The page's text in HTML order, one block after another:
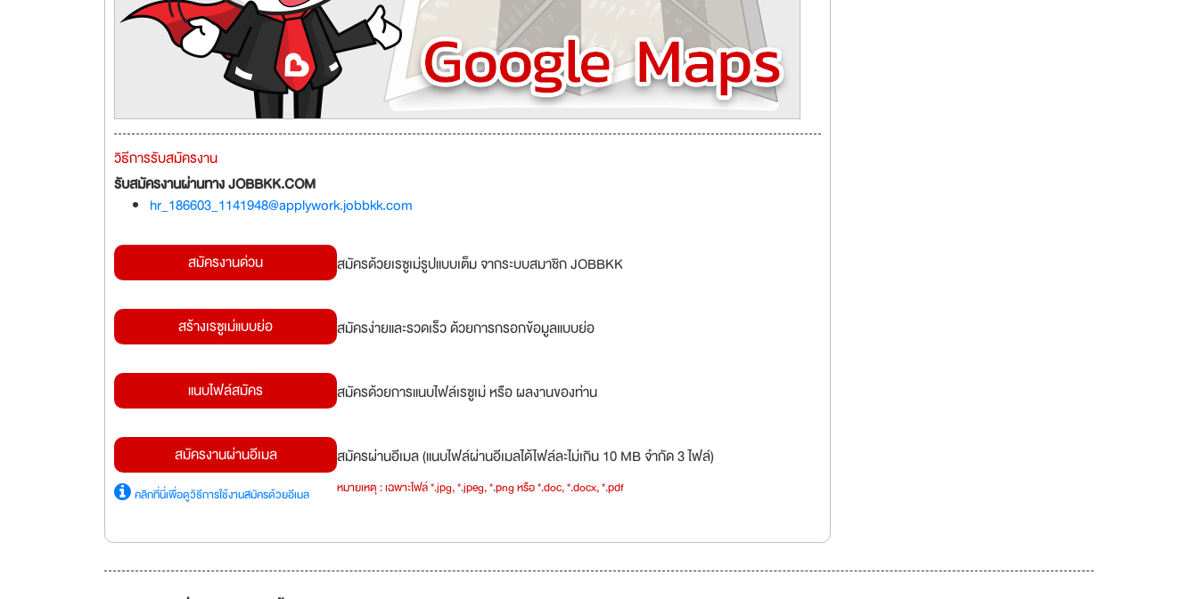
วิธีการรับสมัครงาน
รับสมัครงานผ่านทาง JOBBKK.COM
hr_186603_1141948@applywork.jobbkk.com
สมัครงานด่วน สมัครด้วยเรซูเม่รูปแบบเต็ม จากระบบสมาชิก JOBBKK
สร้างเรซูเม่แบบย่อ สมัครง่ายและรวดเร็ว ด้วยการกรอกข้อมูลแบบย่อ
แนบไฟล์สมัคร สมัครด้วยการแนบไฟล์เรซูเม่ หรือ ผลงานของท่าน
สมัครงานผ่านอีเมล
คลิกที่นี่เพื่อดูวิธีการใช้งานสมัครด้วยอีเมล
สมัครผ่านอีเมล (แนบไฟล์ผ่านอีเมลได้ไฟล์ละไม่เกิน 10 MB จำกัด 3 ไฟล์)
หมายเหตุ : เฉพาะไฟล์ *.jpg, *.jpeg, *.png หรือ *.doc, *.docx, *.pdf